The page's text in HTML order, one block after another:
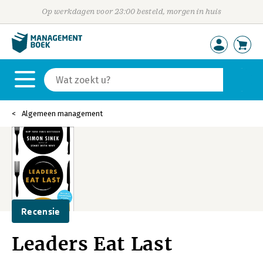
Op werkdagen voor 23:00 besteld, morgen in huis
Algemeen management
Recensie
Leaders Eat Last